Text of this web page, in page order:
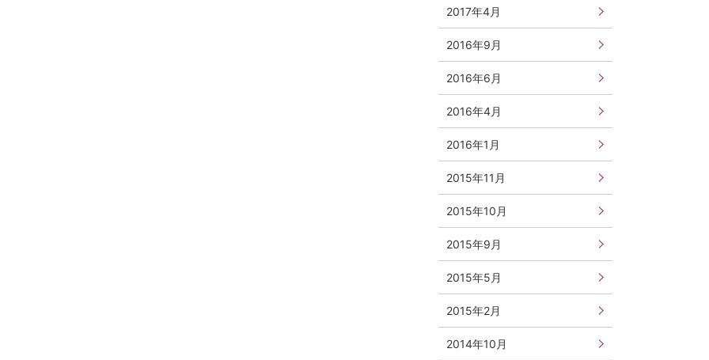
2017年4月
2016年9月
2016年6月
2016年4月
2016年1月
2015年11月
2015年10月
2015年9月
2015年5月
2015年2月
2014年10月